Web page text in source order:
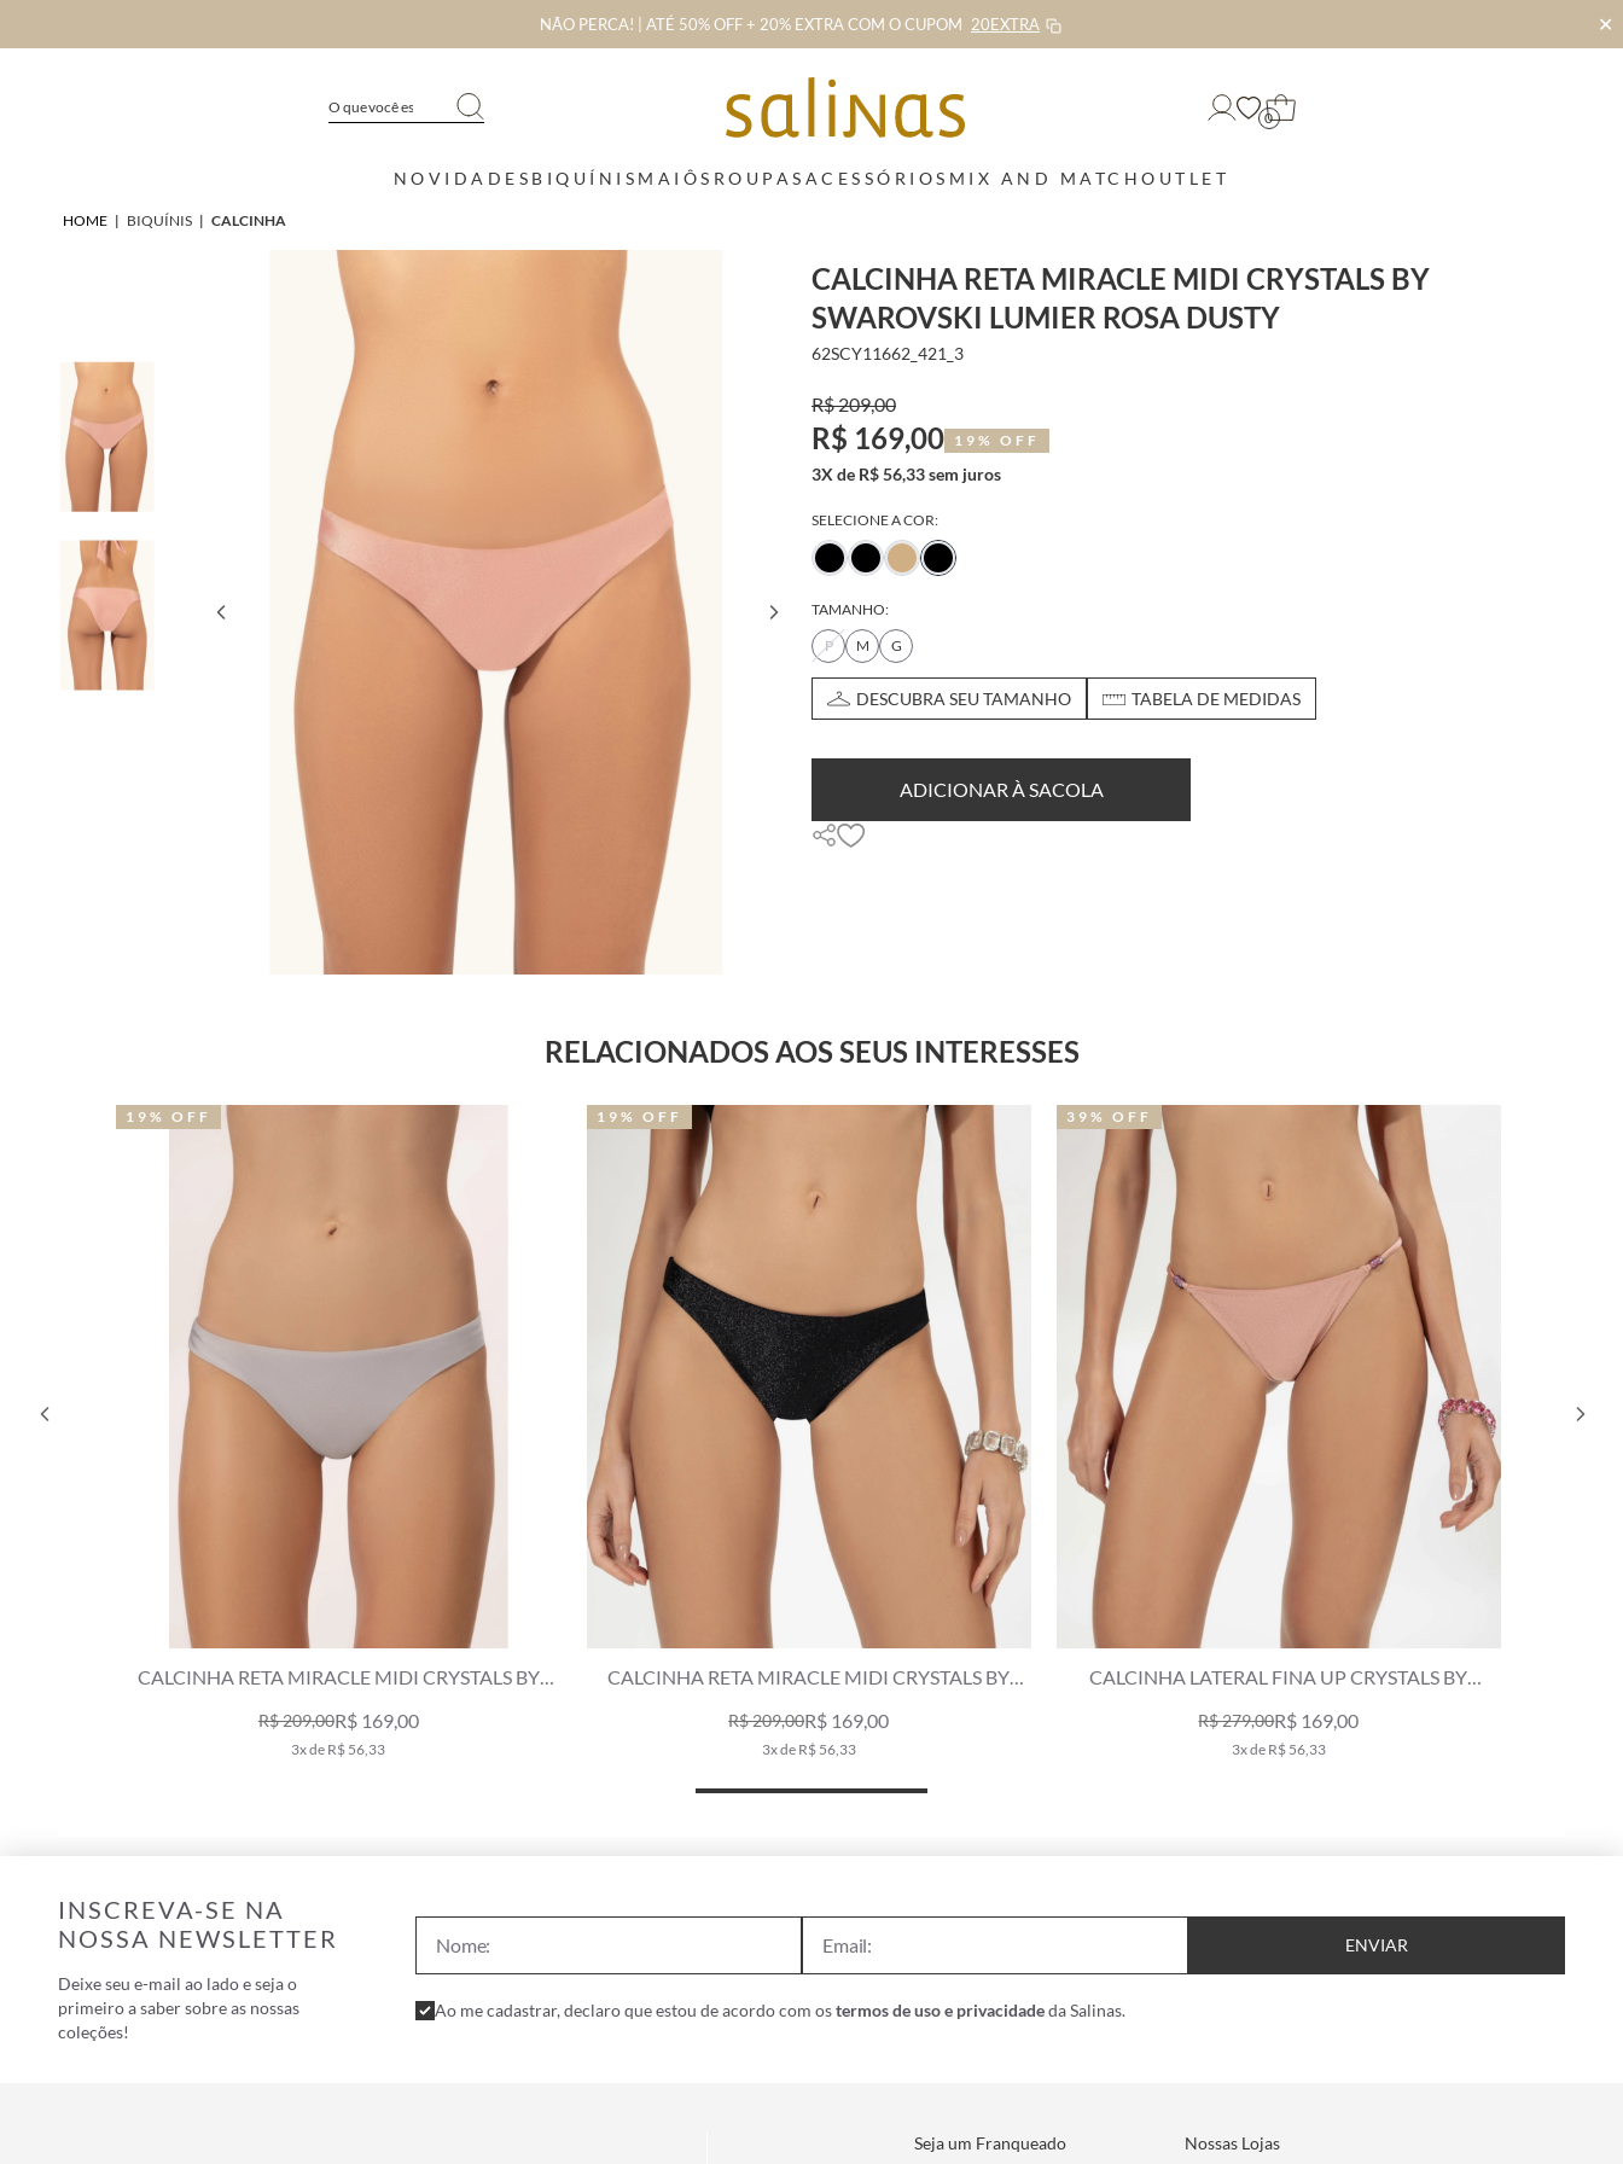
NÃO PERCA! | ATÉ 50% OFF + 20% EXTRA COM O CUPOM 20EXTRA ✕
0
NOVIDADES BIQUÍNIS MAIÔS ROUPAS ACESSÓRIOS MIX AND MATCHOUTLET
HOME | BIQUÍNIS | CALCINHA
CALCINHA RETA MIRACLE MIDI CRYSTALS BY
SWAROVSKI LUMIER ROSA DUSTY
62SCY11662_421_3
R$ 209,00
R$ 169,00 19% OFF
3X de R$ 56,33 sem juros
SELECIONE A COR:
TAMANHO:
P
M G
DESCUBRA SEU TAMANHO TABELA DE MEDIDAS
ADICIONAR À SACOLA
RELACIONADOS AOS SEUS INTERESSES
CALCINHA RETA MIRACLE MIDI CRYSTALS BY
R$ 209,00R$ 169,00
3x de R$ 56,33
19% OFF
CALCINHA RETA MIRACLE MIDI CRYSTALS BY
R$ 209,00R$ 169,00
3x de R$ 56,33
19% OFF
CALCINHA LATERAL FINA UP CRYSTALS BY
R$ 279,00R$ 169,00
3x de R$ 56,33
39% OFF
INSCREVA-SE NA
NOSSA NEWSLETTER
Deixe seu e-mail ao lado e seja o
primeiro a saber sobre as nossas
coleções!
ENVIAR
Ao me cadastrar, declaro que estou de acordo com ostermos de uso e privacidadeda Salinas.
Seja um Franqueado Nossas Lojas